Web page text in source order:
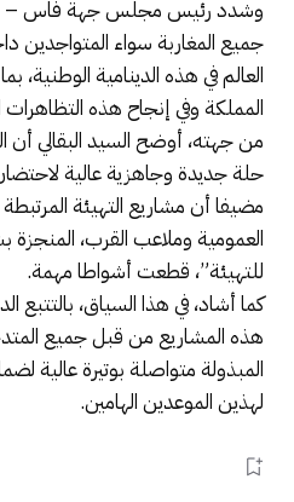
وشدد رئيس مجلس جهة فاس –
جميع المغاربة سواء المتواجدين
العالم في هذه الدينامية الوطنية،
المملكة وفي إنجاح هذه التظاهرات
من جهته، أوضح السيد البقالي أن
حلة جديدة وجاهزية عالية
مضيفا أن مشاريع التهيئة المرتبطة
العمومية وملاعب القرب،
للتهيئة”، قطعت أشواطا مهمة.
كما أشاد، في هذا السياق،
هذه المشاريع من قبل جميع
المبذولة متواصلة بوتيرة عالية
لهذين الموعدين الهامين.